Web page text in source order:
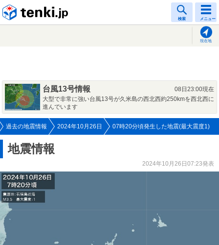
検索 メニュー
現在地
台風13号情報
08日23:00現在
大型で非常に強い台風13号が久米島の西北西約250kmを西北西に
進んでいます
過去の地震情報 2024年10月26日 07時20分頃発生した地震(最大震度1)
地震情報
2024年10月26日07:23発表